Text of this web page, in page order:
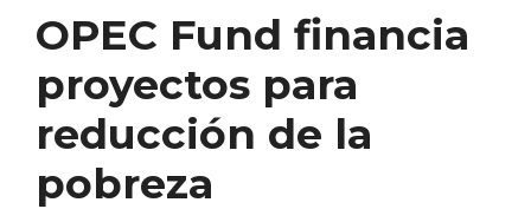
OPEC Fund financia
proyectos para
reducción de la
pobreza